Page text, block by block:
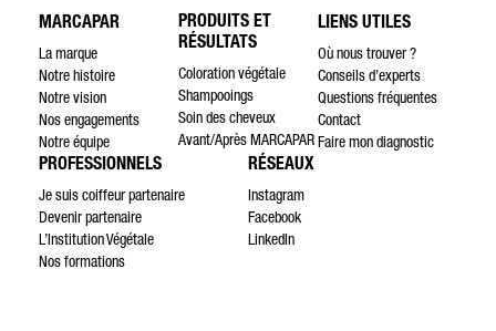
MARCAPAR
La marque
Notre histoire
Notre vision
Nos engagements
Notre équipe
PRODUITS ET
RÉSULTATS
Coloration végétale
Shampooings
Soin des cheveux
Avant/Après MARCAPAR
LIENS UTILES
Où nous trouver ?
Conseils d’experts
Questions fréquentes
Contact
Faire mon diagnostic
PROFESSIONNELS
Je suis coiffeur partenaire
Devenir partenaire
L’Institution Végétale
Nos formations
RÉSEAUX
Instagram
Facebook
LinkedIn